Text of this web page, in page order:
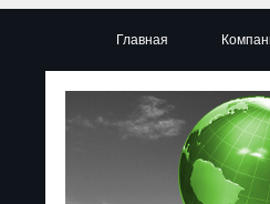
Главная